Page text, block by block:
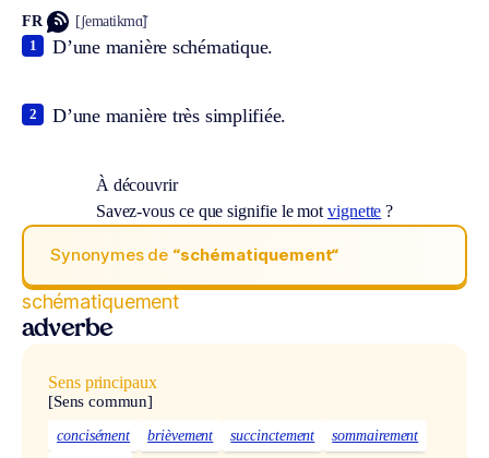
FR [ʃematikmɑ̃]
D’une manière schématique.
1
D’une manière très simplifiée.
2
À découvrir
Savez-vous ce que signifie le motvignette ?
Synonymes de “schématiquement“
schématiquement
adverbe
Sens principaux
[Sens commun]
concisément brièvement succinctement
sommairement